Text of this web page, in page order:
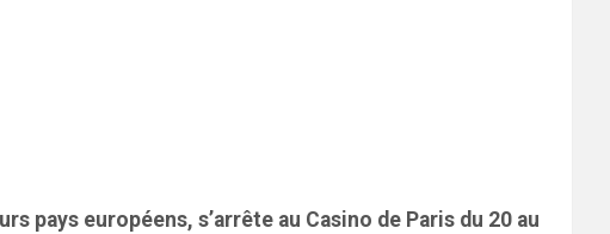
pays européens, s’arrête au Casino de Paris du 20 au